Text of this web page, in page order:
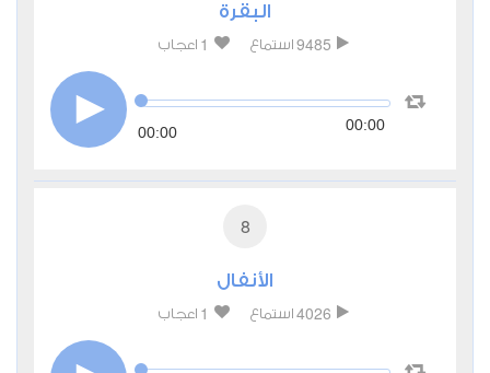
البقرة
9485 استماع 1 اعجاب
00:00 00:00
8
الأنفال
4026 استماع 1 اعجاب